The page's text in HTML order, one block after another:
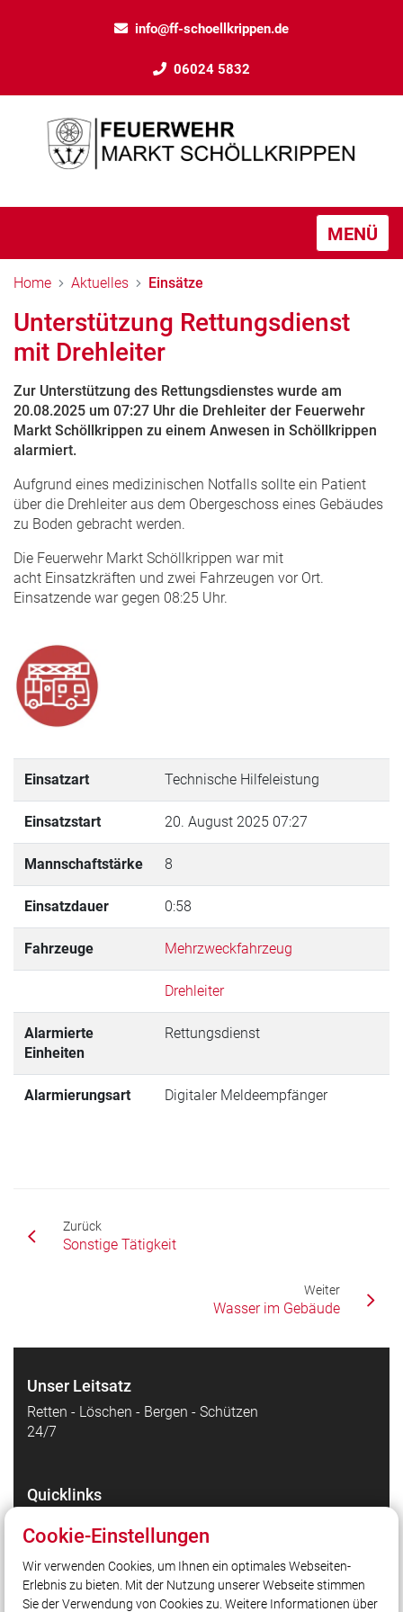
info@ff-schoellkrippen.de
06024 5832
MENÜ
Home Aktuelles Einsätze
Unterstützung Rettungsdienst
mit Drehleiter
Zur Unterstützung des Rettungsdienstes wurde am
20.08.2025 um 07:27 Uhr die Drehleiter der Feuerwehr
Markt Schöllkrippen zu einem Anwesen in Schöllkrippen
alarmiert.
Aufgrund eines medizinischen Notfalls sollte ein Patient
über die Drehleiter aus dem Obergeschoss eines Gebäudes
zu Boden gebracht werden.
Die Feuerwehr Markt Schöllkrippen war mit
acht Einsatzkräften und zwei Fahrzeugen vor Ort.
Einsatzende war gegen 08:25 Uhr.
Einsatzart Technische Hilfeleistung
Einsatzstart 20. August 2025 07:27
Mannschaftstärke 8
Einsatzdauer 0:58
Fahrzeuge Mehrzweckfahrzeug
Drehleiter
Alarmierte
Einheiten
Rettungsdienst
Alarmierungsart Digitaler Meldeempfänger
Zurück
Sonstige Tätigkeit
Weiter
Wasser im Gebäude
Unser Leitsatz
Retten - Löschen - Bergen - Schützen
24/7
Quicklinks
Kreisfeuerwehrverband Aschaffenburg e.V.
Leitstelle Bayr. Untermain
FFS Cloud
Cookie-Einstellungen
Wir verwenden Cookies, um Ihnen ein optimales Webseiten-
Erlebnis zu bieten. Mit der Nutzung unserer Webseite stimmen
Sie der Verwendung von Cookies zu. Weitere Informationen über